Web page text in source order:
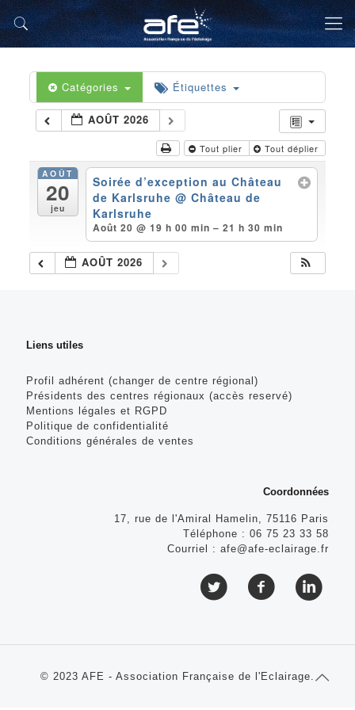
Catégories Étiquettes
AOÛT 2026
Tout plier Tout déplier
AOÛT
20
jeu
Soirée d’exception au Château
de Karlsruhe@ Château de
Karlsruhe
Août 20 @ 19 h 00 min – 21 h 30 min
AOÛT 2026
Liens utiles
Profil adhérent (changer de centre régional)
Présidents des centres régionaux (accès reservé)
Mentions légales et RGPD
Politique de confidentialité
Conditions générales de ventes
Coordonnées
17, rue de l'Amiral Hamelin, 75116 Paris
Téléphone : 06 75 23 33 58
Courriel : afe@afe-eclairage.fr
© 2023 AFE - Association Française de l'Eclairage.